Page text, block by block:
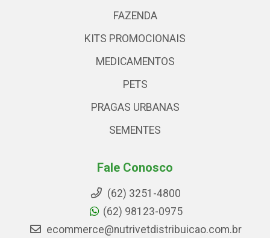
FAZENDA
KITS PROMOCIONAIS
MEDICAMENTOS
PETS
PRAGAS URBANAS
SEMENTES
Fale Conosco
(62) 3251-4800
(62) 98123-0975
ecommerce@nutrivetdistribuicao.com.br